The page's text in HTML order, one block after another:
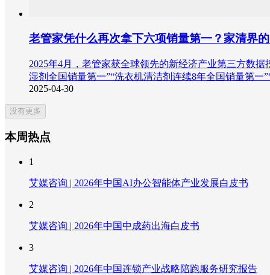
老管家凭什么再次拿下六项销量第一？家清界
2025年4月，老管家获全球领先的新经济产业第三方数据
湿剂全国销量第一”“洗衣机清洁剂连续8年全国销量第
2025-04-30
没有更多
本周热点
1
艾媒咨询 | 2026年中国AI办公智能体产业发展白皮书
2
艾媒咨询 | 2026年中国中成药出海白皮书
3
艾媒咨询 | 2026年中国连锁产业战略陪跑服务研究报告